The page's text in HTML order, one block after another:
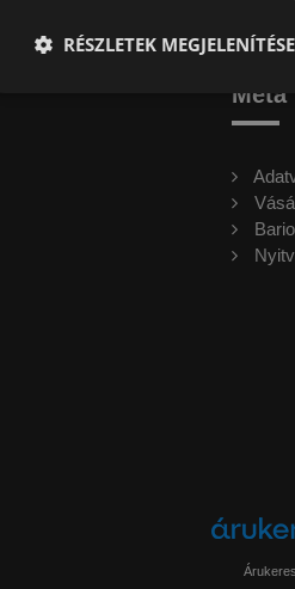
Meta
RÉSZLETEK MEGJELENÍTÉSE